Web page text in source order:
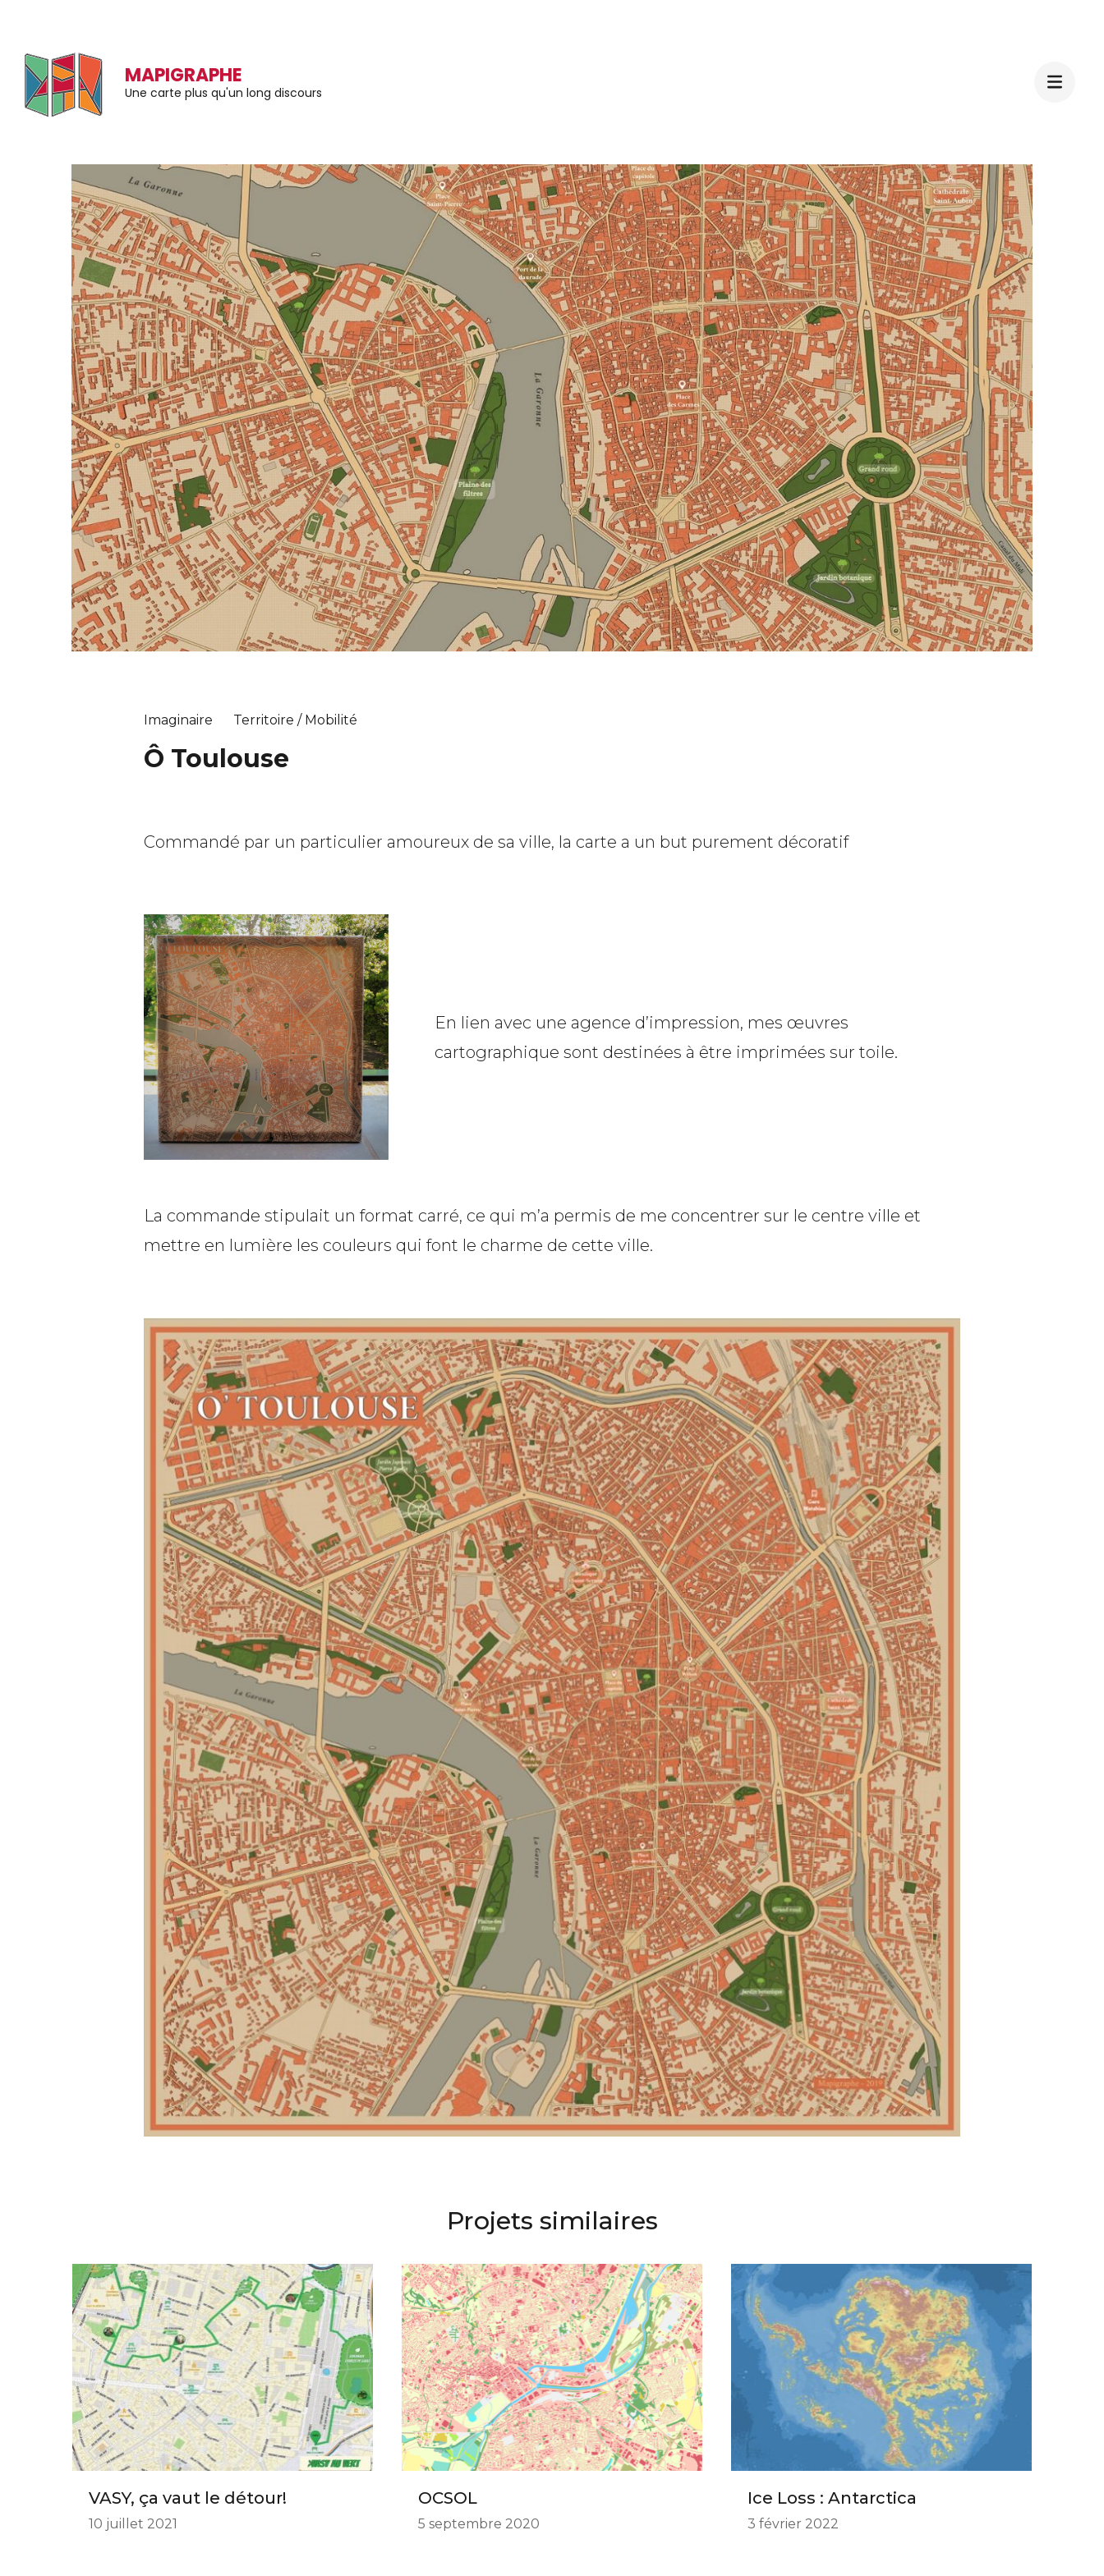
contenu
(Pressez
MAPIGRAPHE
Une carte plus qu'un long discours
Imaginaire Territoire / Mobilité
Ô Toulouse
Commandé par un particulier amoureux de sa ville, la carte a un but purement décoratif
En lien avec une agence d’impression, mes œuvres
cartographique sont destinées à être imprimées sur toile.
La commande stipulait un format carré, ce qui m’a permis de me concentrer sur le centre ville et
mettre en lumière les couleurs qui font le charme de cette ville.
Projets similaires
VASY, ça vaut le détour!
10 juillet 2021
OCSOL
5 septembre 2020
Ice Loss : Antarctica
3 février 2022